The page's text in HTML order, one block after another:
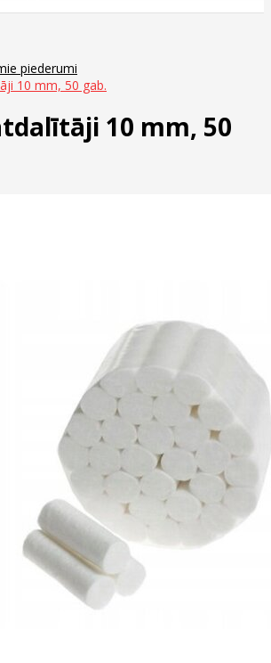
piederumi
10 mm, 50 gab.
10 mm, 50